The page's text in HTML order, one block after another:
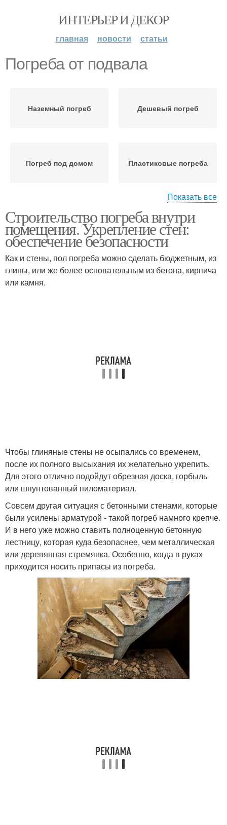
ИНТЕРЬЕР И ДЕКОР
главная новости статьи
Погреба от подвала
Наземный погреб Дешевый погреб
Погреб под домом Пластиковые погреба
Погреба для дачи Погреб для дачи
Наземные погреба Погреб в частном доме
Показать все
Строительство погреба внутри
помещения. Укрепление стен:
обеспечение безопасности
Как и стены, пол погреба можно сделать бюджетным, из
глины, или же более основательным из бетона, кирпича
или камня.
Чтобы глиняные стены не осыпались со временем,
после их полного высыхания их желательно укрепить.
Для этого отлично подойдут обрезная доска, горбыль
или шпунтованный пиломатериал.
Совсем другая ситуация с бетонными стенами, которые
были усилены арматурой - такой погреб намного крепче.
И в него уже можно ставить полноценную бетонную
лестницу, которая куда безопаснее, чем металлическая
или деревянная стремянка. Особенно, когда в руках
приходится носить припасы из погреба.